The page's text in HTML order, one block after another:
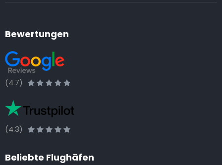
Bewertungen
(4.7)
(4.3)
Beliebte Flughäfen